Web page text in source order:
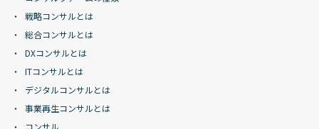
戦略コンサルとは
総合コンサルとは
DXコンサルとは
ITコンサルとは
デジタルコンサルとは
事業再生コンサルとは
コンサル